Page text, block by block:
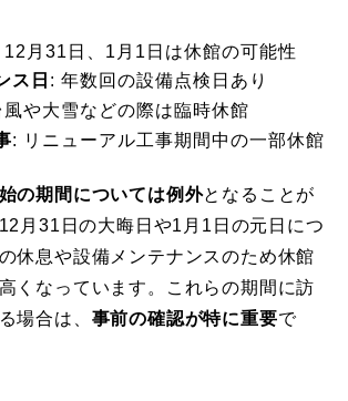
12月31日、1月1日は休館の可能性
ス日 : 年数回の設備点検日あり
風や大雪などの際は臨時休館
: リニューアル工事期間中の一部休館
の期間については例外となることが
月31日の大晦日や1月1日の元日につ
休息や設備メンテナンスのため休館
くなっています。これらの期間に訪
場合は、 事前の確認が特に重要で